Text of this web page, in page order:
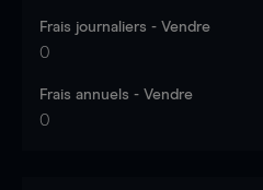
Frais journaliers - Vendre
0
Frais annuels - Vendre
0